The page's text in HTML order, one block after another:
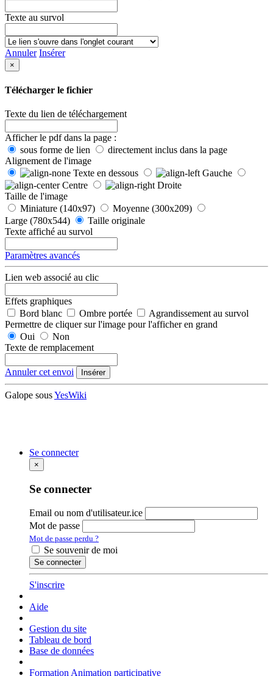
Texte au survol
Annuler Insérer
×
Télécharger le fichier
Texte du lien de téléchargement
Afficher le pdf dans la page :
sous forme de lien
directement inclus dans la page
Alignement de l'image
Texte en dessous
Gauche
Centre
Droite
Taille de l'image
Miniature (140x97)
Moyenne (300x209)
Large (780x544)
Taille originale
Texte affiché au survol
Paramètres avancés
Lien web associé au clic
Effets graphiques
Bord blanc
Ombre portée
Agrandissement au survol
Permettre de cliquer sur l'image pour l'afficher en grand
Oui
Non
Texte de remplacement
Annuler cet envoi Insérer
Galope sousYesWiki
Se connecter
×
Se connecter
Email ou nom d'utilisateur.ice
Mot de passe
Mot de passe perdu ?
Se souvenir de moi
Se connecter
S'inscrire
Aide
Gestion du site
Tableau de bord
Base de données
Formation Animation participative